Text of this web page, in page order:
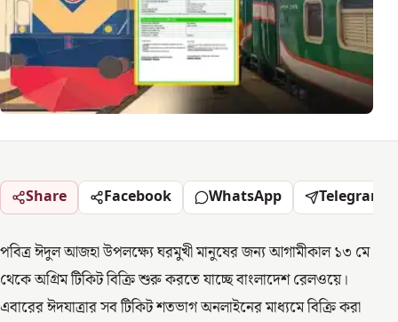
Share Facebook WhatsApp Telegram
পবিত্র ঈদুল আজহা উপলক্ষ্যে ঘরমুখী মানুষের জন্য আগামীকাল ১৩ মে
থেকে অগ্রিম টিকিট বিক্রি শুরু করতে যাচ্ছে বাংলাদেশ রেলওয়ে।
এবারের ঈদযাত্রার সব টিকিট শতভাগ অনলাইনের মাধ্যমে বিক্রি করা